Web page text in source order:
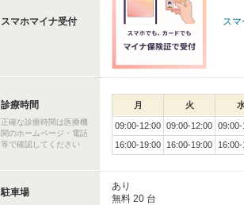
スマホマイナ受付 ス
診療時間
正確な診療時間は医療機
関のホームページ・電話
等で確認してください
月 火
09:00-12:00 09:00-12:00 09:00-
16:00-19:00
16:00-19:00
駐車場
あり
無料 20 台